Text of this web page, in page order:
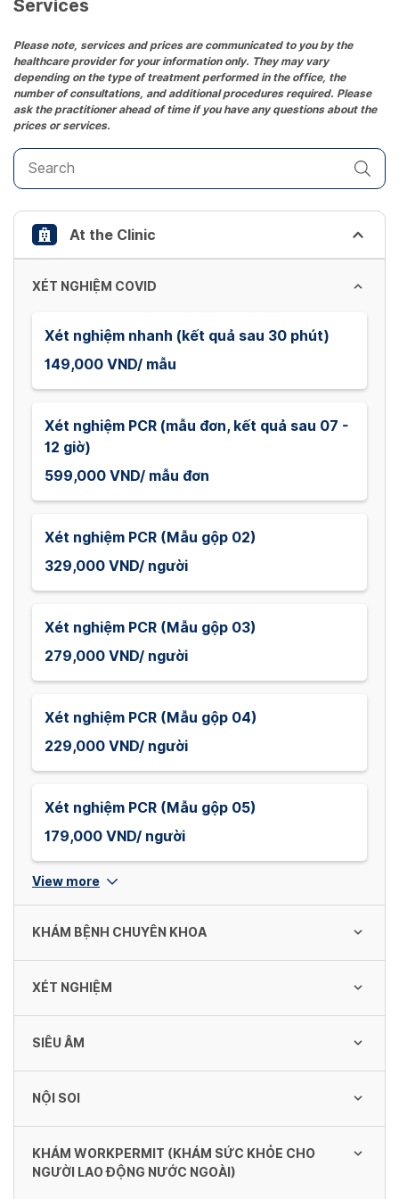
the
question
mark
key
to
get
the
keyboard
shortcuts
for
changing
dates.
Services
Please note, services and prices are communicated to you by the
healthcare provider for your information only. They may vary
depending on the type of treatment performed in the office, the
number of consultations, and additional procedures required. Please
ask the practitioner ahead of time if you have any questions about the
prices or services.
At the Clinic
XÉT NGHIỆM COVID
Xét nghiệm nhanh (kết quả sau 30 phút)
149,000 VND/ mẫu
Xét nghiệm PCR (mẫu đơn, kết quả sau 07 -
12 giờ)
599,000 VND/ mẫu đơn
Xét nghiệm PCR (Mẫu gộp 02)
329,000 VND/ người
Xét nghiệm PCR (Mẫu gộp 03)
279,000 VND/ người
Xét nghiệm PCR (Mẫu gộp 04)
229,000 VND/ người
Xét nghiệm PCR (Mẫu gộp 05)
179,000 VND/ người
View more
KHÁM BỆNH CHUYÊN KHOA
Khám cấp cứu (trong và ngoài giờ)
Khám nội khoa
Khám Nhi
XÉT NGHIỆM
đếm tự động (18 chỉ số)
60,000 VND/ Lần
Tổng phân tích TB máu ngoại vi bằng máy
SIÊU ÂM
Siêu âm tuyến giáp thường
NỘI SOI
Chụp Xquang trên một vị trí và tư thế
KHÁM WORKPERMIT (KHÁM SỨC KHỎE CHO
NGƯỜI LAO ĐỘNG NƯỚC NGOÀI)